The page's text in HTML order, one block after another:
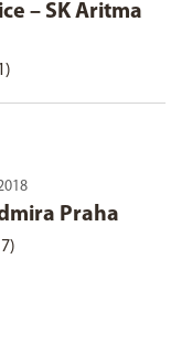
– SK Aritma
Praha